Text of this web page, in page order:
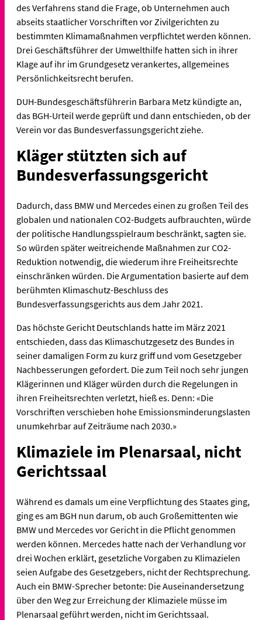
des Verfahrens stand die Frage, ob Unternehmen auch
abseits staatlicher Vorschriften vor Zivilgerichten zu
bestimmten Klimamaßnahmen verpflichtet werden können.
Drei Geschäftsführer der Umwelthilfe hatten sich in ihrer
Klage auf ihr im Grundgesetz verankertes, allgemeines
Persönlichkeitsrecht berufen.
DUH-Bundesgeschäftsführerin Barbara Metz kündigte an,
das BGH-Urteil werde geprüft und dann entschieden, ob der
Verein vor das Bundesverfassungsgericht ziehe.
Kläger stützten sich auf
Bundesverfassungsgericht
Dadurch, dass BMW und Mercedes einen zu großen Teil des
globalen und nationalen CO2-Budgets aufbrauchten, würde
der politische Handlungsspielraum beschränkt, sagten sie.
So würden später weitreichende Maßnahmen zur CO2-
Reduktion notwendig, die wiederum ihre Freiheitsrechte
einschränken würden. Die Argumentation basierte auf dem
berühmten Klimaschutz-Beschluss des
Bundesverfassungsgerichts aus dem Jahr 2021.
Das höchste Gericht Deutschlands hatte im März 2021
entschieden, dass das Klimaschutzgesetz des Bundes in
seiner damaligen Form zu kurz griff und vom Gesetzgeber
Nachbesserungen gefordert. Die zum Teil noch sehr jungen
Klägerinnen und Kläger würden durch die Regelungen in
ihren Freiheitsrechten verletzt, hieß es. Denn: «Die
Vorschriften verschieben hohe Emissionsminderungslasten
unumkehrbar auf Zeiträume nach 2030.»
Klimaziele im Plenarsaal, nicht
Gerichtssaal
Während es damals um eine Verpflichtung des Staates ging,
ging es am BGH nun darum, ob auch Großemittenten wie
BMW und Mercedes vor Gericht in die Pflicht genommen
werden können. Mercedes hatte nach der Verhandlung vor
drei Wochen erklärt, gesetzliche Vorgaben zu Klimazielen
seien Aufgabe des Gesetzgebers, nicht der Rechtsprechung.
Auch ein BMW-Sprecher betonte: Die Auseinandersetzung
über den Weg zur Erreichung der Klimaziele müsse im
Plenarsaal geführt werden, nicht im Gerichtssaal.